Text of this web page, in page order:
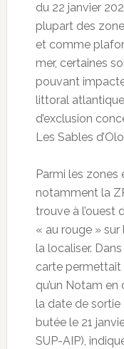
du 22 janvier
plupart des
et comme
mer, certaines
pouvant
littoral
d’exclusion
Les Sables
Parmi les zones
notamment la
trouve à l’ouest
« au rouge » sur
la localiser.
carte permettait
qu’un Notam
la date de sortie
butée le 21
SUP-AIP),